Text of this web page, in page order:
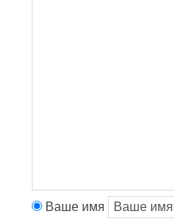
Ваше имя